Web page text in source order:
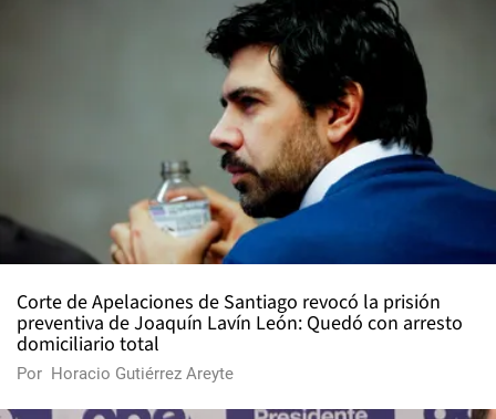
Corte de Apelaciones de Santiago revocó la prisión
preventiva de Joaquín Lavín León: Quedó con arresto
domiciliario total
Por Horacio Gutiérrez Areyte